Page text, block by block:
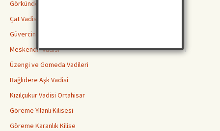
Görkündere Vadisi
Çat Vadisi
Güvercinlik Vadisi
Meskendir Vadisi
Üzengi ve Gomeda Vadileri
Bağlıdere Aşk Vadisi
Kızılçukur Vadisi Ortahisar
Göreme Yılanlı Kilisesi
Göreme Karanlık Kilise